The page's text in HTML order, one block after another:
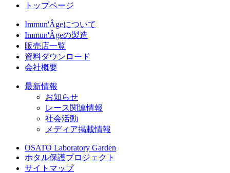
トップページ
Immun'Âgeについて
Immun'Âgeの製造
販売店一覧
資料ダウンロード
会社概要
最新情報
お知らせ
レース関連情報
社会活動
メディア掲載情報
OSATO Laboratory Garden
ホタル保護プロジェクト
サイトマップ